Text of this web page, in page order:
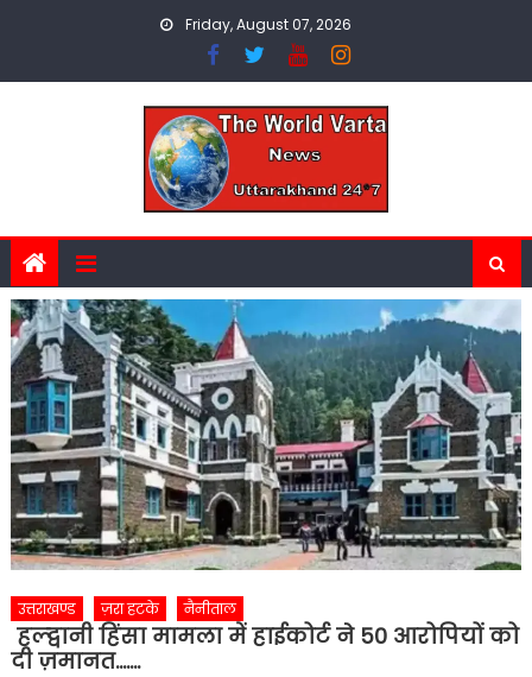
Friday, August 07, 2026
उत्तराखण्ड ज़रा हटके नैनीताल
हल्द्वानी हिंसा मामला में हाईकोर्ट ने 50 आरोपियों को
दी ज़मानत…….